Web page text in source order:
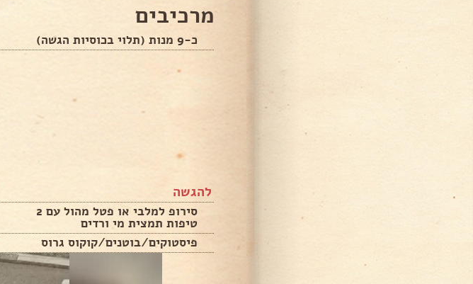
מרכיבים
כ-9 מנות (תלוי בכוסיות הגשה)
להגשה
סירופ למלבי או פטל מהול עם 2
טיפות תמצית מי ורדים
פיסטוקים/בוטנים/קוקוס גרוס